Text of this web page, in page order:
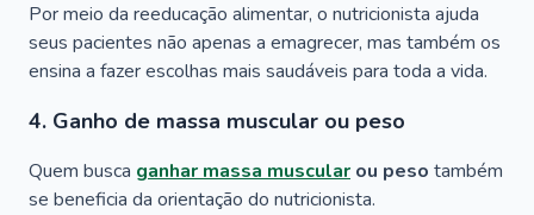
Por meio da reeducação alimentar, o nutricionista ajuda
seus pacientes não apenas a emagrecer, mas também os
ensina a fazer escolhas mais saudáveis para toda a vida.
4. Ganho de massa muscular ou peso
Quem busca ganhar massa muscular ou peso também
se beneficia da orientação do nutricionista.